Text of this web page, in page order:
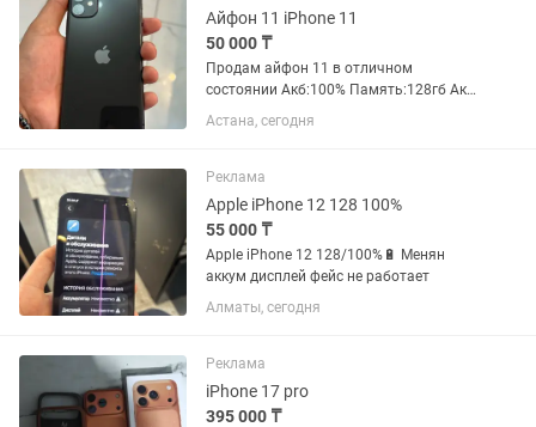
Айфон 11 iPhone 11
50 000 ₸
Продам айфон 11 в отличном
состоянии Акб:100% Память:128гб Акб
и дисплей менян Фейс не работает Тру
тон есть Передняя камера другого
iPhone XS Max, iPhone 11,...
Астана, сегодня
Реклама
Apple iPhone 12 128 100%
55 000 ₸
Apple iPhone 12 128/100%🔋 Менян
аккум дисплей фейс не работает
Алматы, сегодня
Реклама
iPhone 17 pro
395 000 ₸